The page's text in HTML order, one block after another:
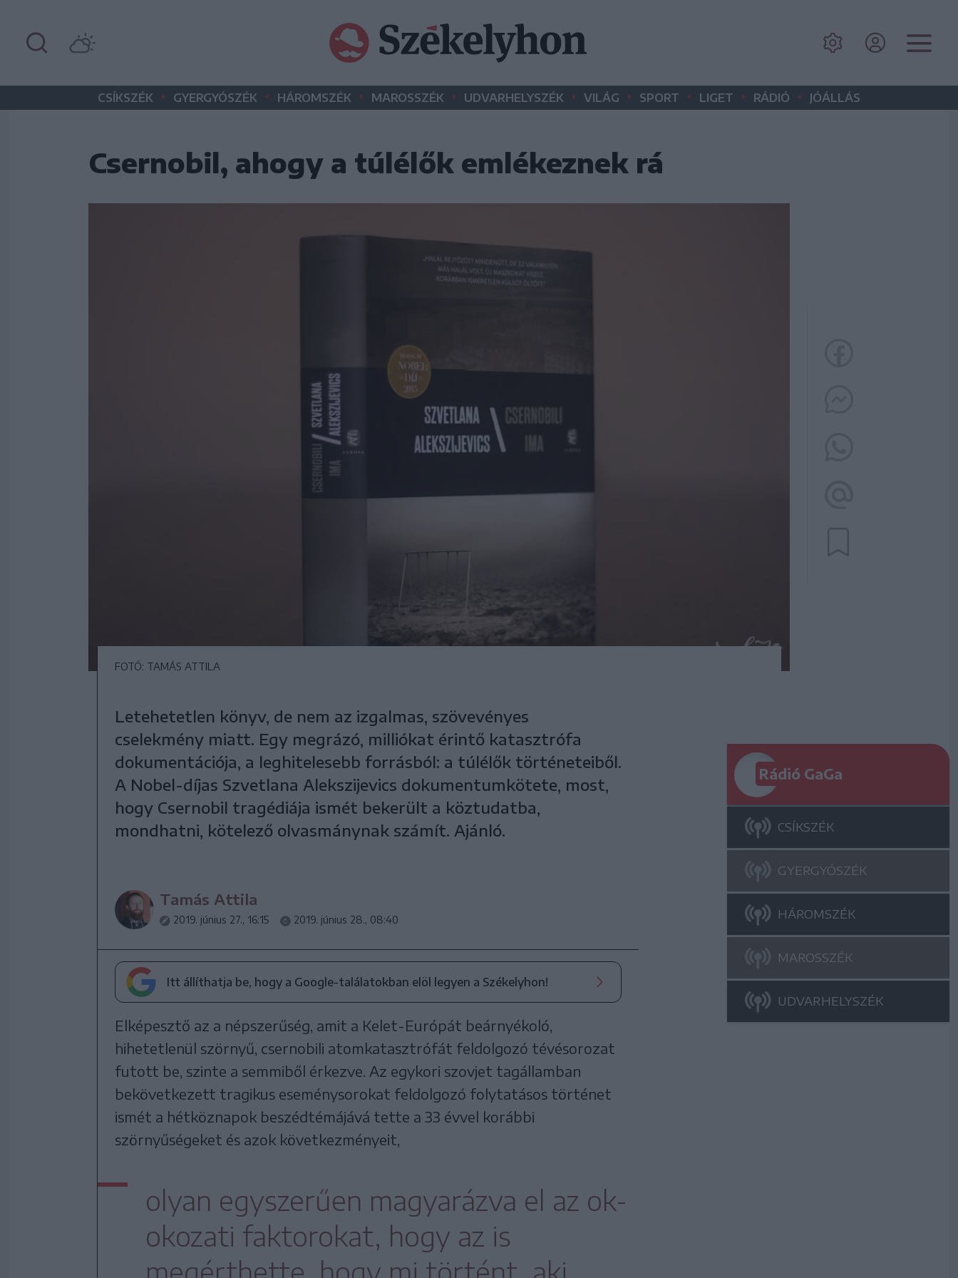
CSÍKSZÉK • GYERGYÓSZÉK • HÁROMSZÉK • MAROSSZÉK • UDVARHELYSZÉK • VILÁG • SPORT • LIGET • RÁDIÓ • JÓÁLLÁS
Csernobil, ahogy a túlélők emlékeznek rá
FOTÓ: TAMÁS ATTILA
Letehetetlen könyv, de nem az izgalmas, szövevényes
cselekmény miatt. Egy megrázó, milliókat érintő katasztrófa
dokumentációja, a leghitelesebb forrásból: a túlélők történeteiből.
A Nobel-díjas Szvetlana Alekszijevics dokumentumkötete, most,
hogy Csernobil tragédiája ismét bekerült a köztudatba,
mondhatni, kötelező olvasmánynak számít. Ajánló.
Tamás Attila
2019. június 27., 16:15 2019. június 28., 08:40
Itt állíthatja be, hogy a Google-találatokban elöl legyen a Székelyhon!
Elképesztő az a népszerűség, amit a Kelet-Európát beárnyékoló,
hihetetlenül szörnyű, csernobili atomkatasztrófát feldolgozó tévésorozat
futott be, szinte a semmiből érkezve. Az egykori szovjet tagállamban
bekövetkezett tragikus eseménysorokat feldolgozó folytatásos történet
ismét a hétköznapok beszédtémájává tette a 33 évvel korábbi
szörnyűségeket és azok következményeit,
olyan egyszerűen magyarázva el az ok-
okozati faktorokat, hogy az is
Rádió GaGa
CSÍKSZÉK
GYERGYÓSZÉK
HÁROMSZÉK
MAROSSZÉK
UDVARHELYSZÉK